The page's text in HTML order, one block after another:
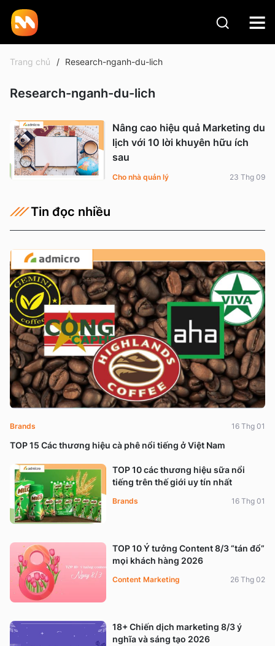
Trang chủ Research-nganh-du-lich
Research-nganh-du-lich
Nâng cao hiệu quả Marketing du
lịch với 10 lời khuyên hữu ích
sau
Cho nhà quản lý 23 Thg 09
Tin đọc nhiều
TOP 15 Các thương hiệu cà phê nổi tiếng ở Việt Nam
Brands 16 Thg 01
TOP 10 các thương hiệu sữa nổi
tiếng trên thế giới uy tín nhất
Brands 16 Thg 01
TOP 10 Ý tưởng Content 8/3 “tán đổ”
mọi khách hàng 2026
Content Marketing 26 Thg 02
18+ Chiến dịch marketing 8/3 ý
nghĩa và sáng tạo 2026